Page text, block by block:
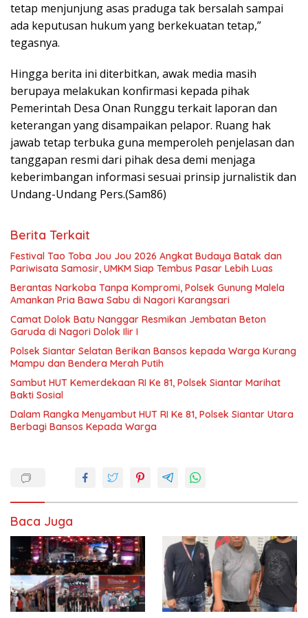
tetap menjunjung asas praduga tak bersalah sampai
ada keputusan hukum yang berkekuatan tetap,”
tegasnya.
Hingga berita ini diterbitkan, awak media masih
berupaya melakukan konfirmasi kepada pihak
Pemerintah Desa Onan Runggu terkait laporan dan
keterangan yang disampaikan pelapor. Ruang hak
jawab tetap terbuka guna memperoleh penjelasan dan
tanggapan resmi dari pihak desa demi menjaga
keberimbangan informasi sesuai prinsip jurnalistik dan
Undang-Undang Pers.(Sam86)
Berita Terkait
Festival Tao Toba Jou Jou 2026 Angkat Budaya Batak dan
Pariwisata Samosir, UMKM Siap Tembus Pasar Lebih Luas
Berantas Narkoba Tanpa Kompromi, Polsek Gunung Malela
Amankan Pria Bawa Sabu di Nagori Karangsari
Camat Dolok Batu Nanggar Resmikan Jembatan Beton
Garuda di Nagori Dolok Ilir I
Polsek Siantar Selatan Berikan Bansos kepada Warga Kurang
Mampu dan Bendera Merah Putih
Sambut HUT Kemerdekaan RI Ke 81, Polsek Siantar Marihat
Bakti Sosial
Dalam Rangka Menyambut HUT RI Ke 81, Polsek Siantar Utara
Berbagi Bansos Kepada Warga
Baca Juga